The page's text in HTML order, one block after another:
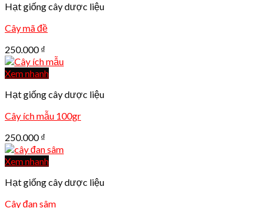
Hạt giống cây dược liệu
Cây mã đề
250.000₫
Xem nhanh
Hạt giống cây dược liệu
Cây ích mẫu 100gr
250.000₫
Xem nhanh
Hạt giống cây dược liệu
Cây đan sâm